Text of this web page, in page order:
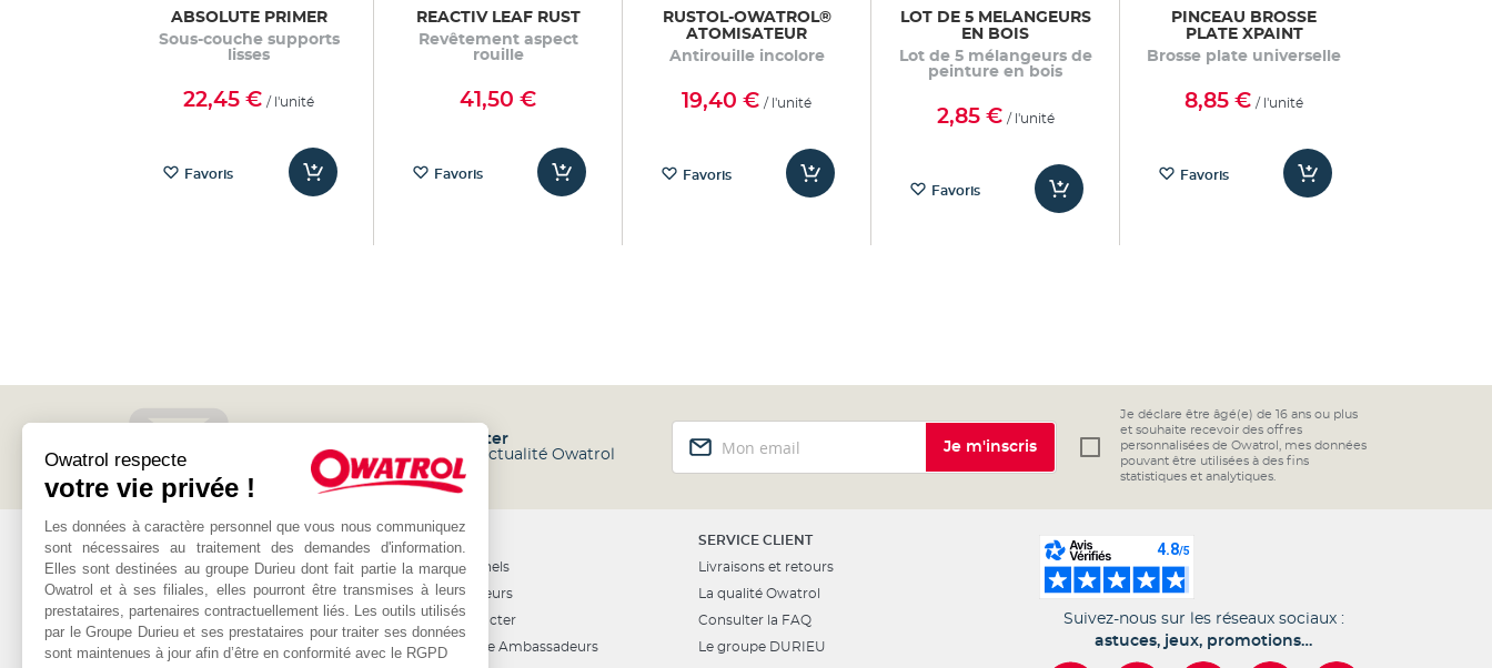
Owatrol respecte
votre vie privée !
Les données à caractère personnel que vous nous communiquez
sont nécessaires au traitement des demandes d'information.
Elles sont destinées au groupe Durieu dont fait partie la marque
Owatrol et à ses filiales, elles pourront être transmises à leurs
prestataires, partenaires contractuellement liés. Les outils utilisés
par le Groupe Durieu et ses prestataires pour traiter ses données
sont maintenues à jour afin d’être en conformité avec le RGPD
ABSOLUTE PRIMER
Sous-couche supports
lisses
22,45 € / l'unité
Favoris
REACTIV LEAF RUST
Revêtement aspect
rouille
41,50 €
Favoris
RUSTOL-OWATROL®
ATOMISATEUR
Antirouille incolore
19,40 € / l'unité
Favoris
LOT DE 5 MELANGEURS
EN BOIS
Lot de 5 mélangeurs de
peinture en bois
2,85 € / l'unité
Favoris
PINCEAU BROSSE
PLATE XPAINT
Brosse plate universelle
8,85 € / l'unité
Favoris
newsletter
et recevez les promotions et l'actualité Owatrol
notre
Je m'inscris
Je déclare être âgé(e) de 16 ans ou plus
et souhaite recevoir des offres
personnalisées de Owatrol, mes données
pouvant être utilisées à des fins
statistiques et analytiques.
OWATROL
Produits
Projets
Matériaux
AUTRE
Professionnels
Les revendeurs
Nous contacter
Programme Ambassadeurs
SERVICE CLIENT
Livraisons et retours
La qualité Owatrol
Consulter la FAQ
Le groupe DURIEU
Suivez-nous sur les réseaux sociaux :
astuces, jeux, promotions…